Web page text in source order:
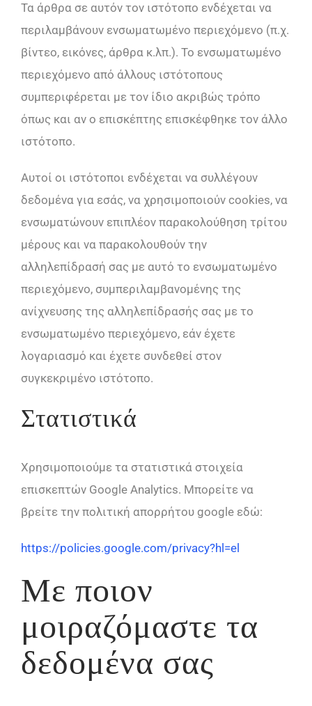
Τα άρθρα σε αυτόν τον ιστότοπο ενδέχεται να
περιλαμβάνουν ενσωματωμένο περιεχόμενο (π.χ.
βίντεο, εικόνες, άρθρα κ.λπ.). Το ενσωματωμένο
περιεχόμενο από άλλους ιστότοπους
συμπεριφέρεται με τον ίδιο ακριβώς τρόπο
όπως και αν ο επισκέπτης επισκέφθηκε τον άλλο
ιστότοπο.
Αυτοί οι ιστότοποι ενδέχεται να συλλέγουν
δεδομένα για εσάς, να χρησιμοποιούν cookies, να
ενσωματώνουν επιπλέον παρακολούθηση τρίτου
μέρους και να παρακολουθούν την
αλληλεπίδρασή σας με αυτό το ενσωματωμένο
περιεχόμενο, συμπεριλαμβανομένης της
ανίχνευσης της αλληλεπίδρασής σας με το
ενσωματωμένο περιεχόμενο, εάν έχετε
λογαριασμό και έχετε συνδεθεί στον
συγκεκριμένο ιστότοπο.
Στατιστικά
Χρησιμοποιούμε τα στατιστικά στοιχεία
επισκεπτών Google Analytics. Μπορείτε να
βρείτε την πολιτική απορρήτου google εδώ:
https://policies.google.com/privacy?hl=el
Με ποιον
μοιραζόμαστε τα
δεδομένα σας